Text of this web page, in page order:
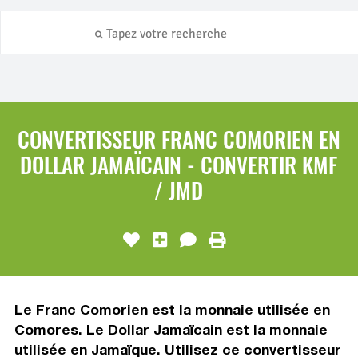
CONVERTISSEUR FRANC COMORIEN EN
DOLLAR JAMAÏCAIN - CONVERTIR KMF
/ JMD
Le Franc Comorien est la monnaie utilisée en
Comores. Le Dollar Jamaïcain est la monnaie
utilisée en Jamaïque. Utilisez ce convertisseur